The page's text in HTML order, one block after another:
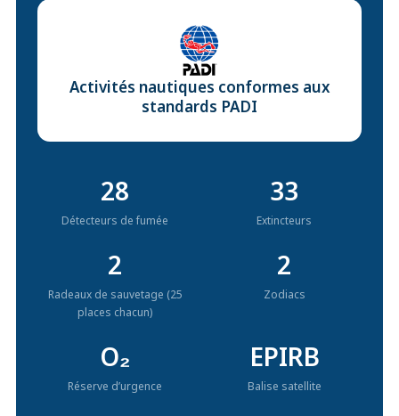
Activités nautiques conformes aux
standards PADI
28
Détecteurs de fumée
33
Extincteurs
2
Radeaux de sauvetage (25
places chacun)
2
Zodiacs
O₂
Réserve d’urgence
EPIRB
Balise satellite